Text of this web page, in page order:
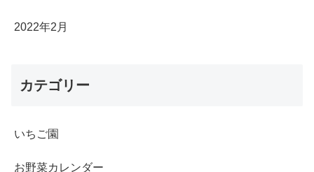
2022年2月
カテゴリー
いちご園
お野菜カレンダー